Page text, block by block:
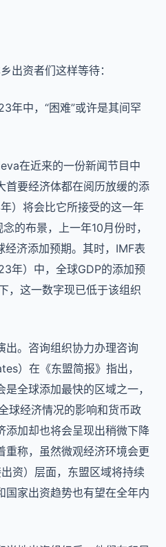
出资者们这样等待：
年中，“困难”或许是其间罕
在近来的一份新闻节目中
首要经济体都在阅历放缓的添
）将会比它所接受的这一年
的布景，上一年10月份时，
济添加预期。其时，IMF表
年）中，全球GDP的添加预
，这一数字现已低于该组织
出。咨询组织协力办理咨询
）在《东盟简报》指出，
全球添加最快的区域之一，
球经济情况的影响和货币政
添加却也将会呈现出稍微下降
重称，虽然微观经济环境会更
资）层面，东盟区域将持续
国家出资趋势也有望在全年内